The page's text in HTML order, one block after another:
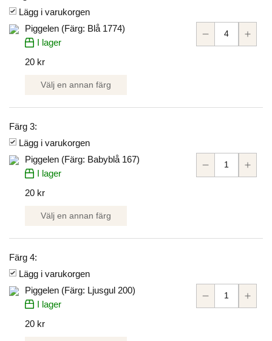
Lägg i varukorgen
Piggelen (Färg: Blå 1774)
I lager
20 kr
Välj en annan färg
Färg 3:
Lägg i varukorgen
Piggelen (Färg: Babyblå 167)
I lager
20 kr
Välj en annan färg
Färg 4:
Lägg i varukorgen
Piggelen (Färg: Ljusgul 200)
I lager
20 kr